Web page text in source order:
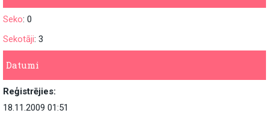
Seko: 0
Sekotāji: 3
Datumi
Reģistrējies:
18.11.2009 01:51